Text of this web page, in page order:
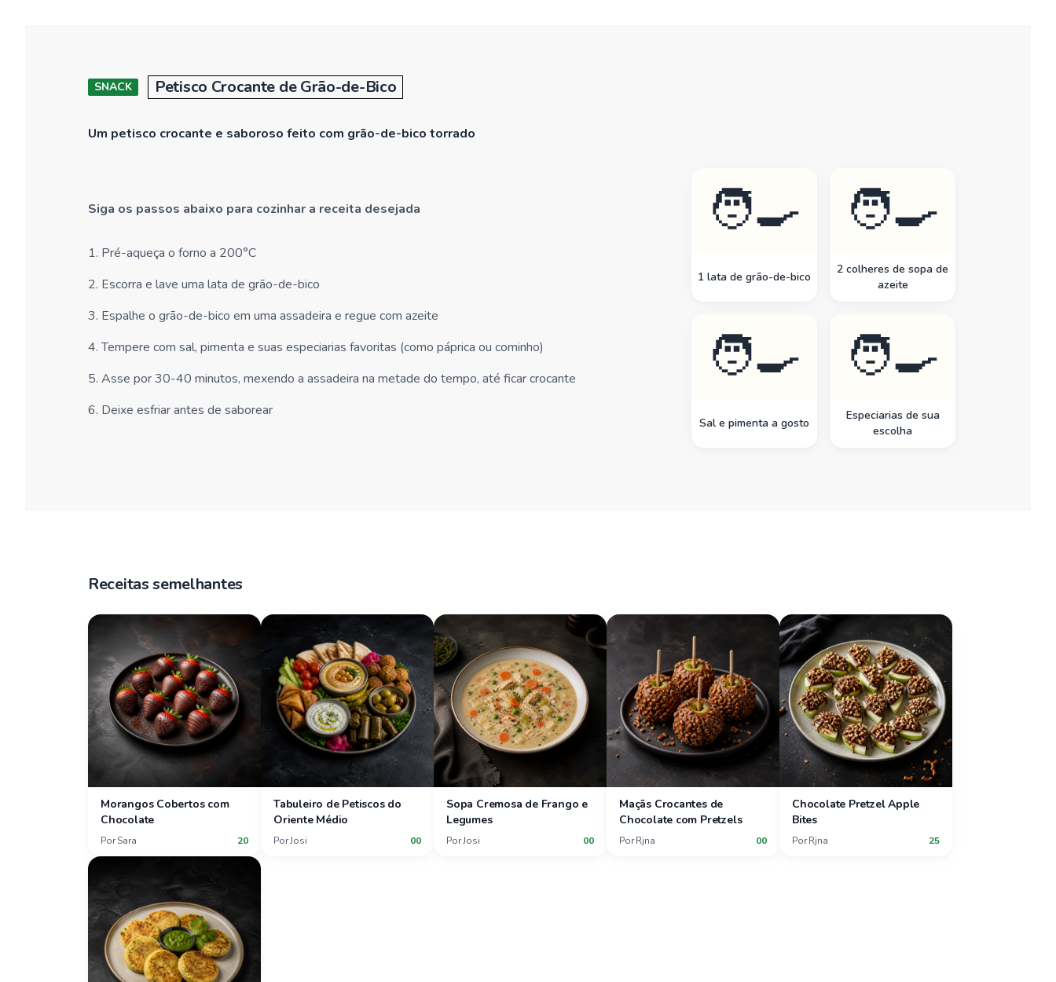
SNACK Petisco Crocante de Grão-de-Bico
Um petisco crocante e saboroso feito com grão-de-bico torrado
Siga os passos abaixo para cozinhar a receita desejada
1. Pré-aqueça o forno a 200°C
2. Escorra e lave uma lata de grão-de-bico
3. Espalhe o grão-de-bico em uma assadeira e regue com azeite
4.Tempere com sal, pimenta e suas especiarias favoritas (como páprica ou cominho)
5. Asse por 30-40 minutos, mexendo a assadeira na metade do tempo, até ficar crocante
6. Deixe esfriar antes de saborear
🧑‍🍳
1 lata de grão-de-bico
🧑‍🍳
2 colheres de sopa de
azeite
🧑‍🍳
Sal e pimenta a gosto
🧑‍🍳
Especiarias de sua
escolha
Receitas semelhantes
Morangos Cobertos com
Chocolate
Por Sara 20
Tabuleiro de Petiscos do
Oriente Médio
PorJosi 00
Sopa Cremosa de Frango e
Legumes
PorJosi 00
Maçãs Crocantes de
Chocolate com Pretzels
Por Rjna 00
Chocolate Pretzel Apple
Bites
Por Rjna 25